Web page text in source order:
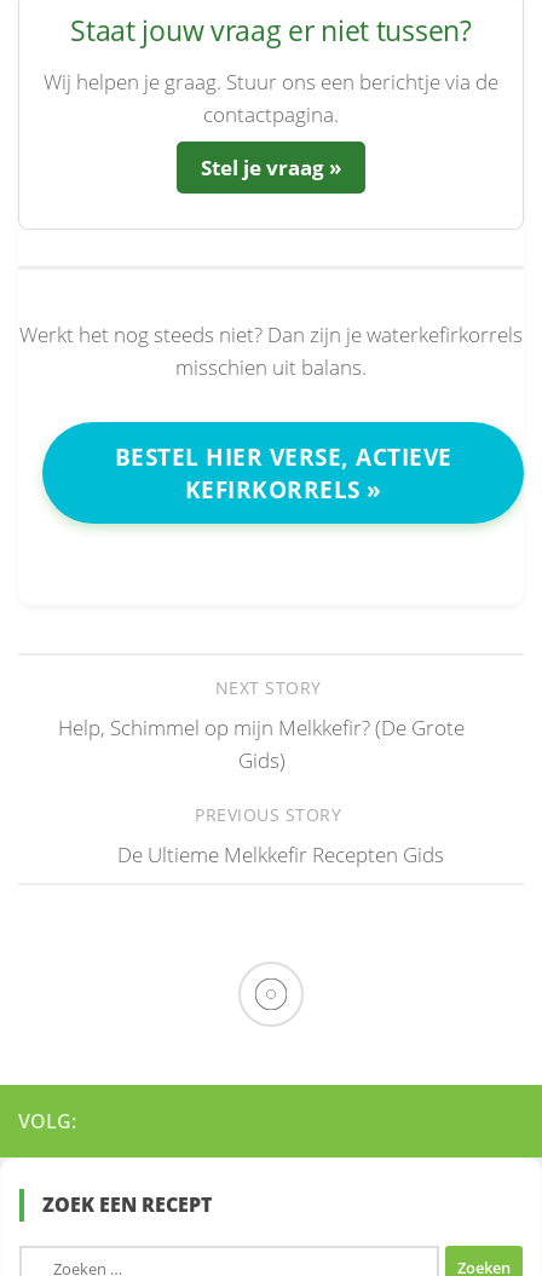
Staat jouw vraag er niet tussen?
Wij helpen je graag. Stuur ons een berichtje via de
contactpagina.
Stel je vraag »
Werkt het nog steeds niet? Dan zijn je waterkefirkorrels
misschien uit balans.
BESTEL HIER VERSE, ACTIEVE
KEFIRKORRELS »
NEXT STORY
Help, Schimmel op mijn Melkkefir? (De Grote
Gids)
PREVIOUS STORY
De Ultieme Melkkefir Recepten Gids
VOLG:
ZOEK EEN RECEPT
Zoeken